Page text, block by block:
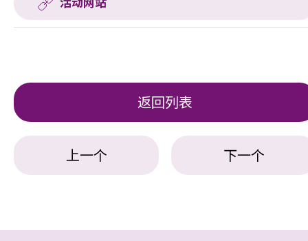
活动网站
返回列表
上一个 下一个